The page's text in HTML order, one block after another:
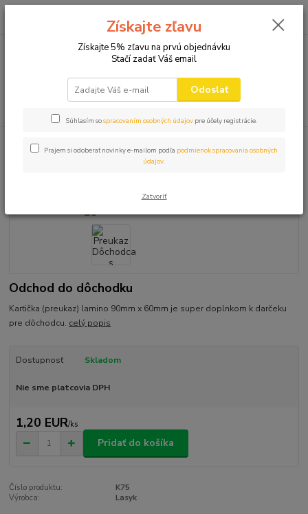
0,00 EUR
Preukaz Dôchodca s bubnom
Odchod do dôchodku
Kartička (preukaz) lamino 90mm x 60mm je super doplnkom k darčeku
pre dôchodcu. celý popis
Dostupnosť Skladom
Nie sme platcovia DPH
1,20 EUR/ks
Pridať do košíka
Číslo produktu:
K75
Výrobca:
Lasyk
Získajte zľavu
Získajte 5% zľavu na prvú objednávku
Stačí zadať Váš email
Odoslať
Súhlasím sospracovaním osobných údajov pre účely registrácie.
Prajem si odoberať novinky e-mailom podľa podmienok spracovania osobných
údajov.
Zatvoriť